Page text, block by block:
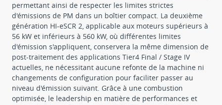
permettant ainsi de respecter les limites strictes
d'émissions de PM dans un boîtier compact. La deuxième
génération HI-eSCR 2, applicable aux moteurs supérieurs à
56 kW et inférieurs à 560 kW, où différentes limites
d'émission s'appliquent, conservera la même dimension de
post-traitement des applications Tier4 Final / Stage IV
actuelles, ne nécessitant aucune refonte de la machine ni
changements de configuration pour faciliter passer au
niveau d'émission suivant. Grâce à une combustion
optimisée, le leadership en matière de performances et